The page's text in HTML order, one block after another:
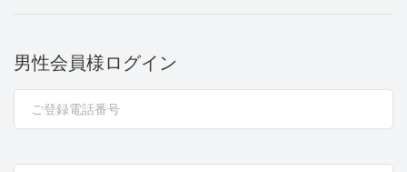
男性会員様ログイン